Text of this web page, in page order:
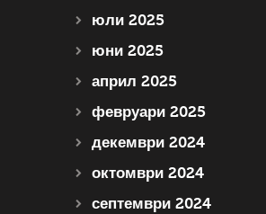
юли 2025
юни 2025
април 2025
февруари 2025
декември 2024
октомври 2024
септември 2024